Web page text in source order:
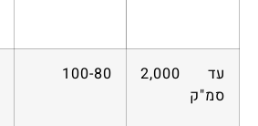
עד 2,000
סמ"ק
100-80